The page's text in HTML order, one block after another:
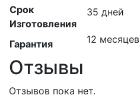
Срок
Изготовления
35 дней
Гарантия 12 месяцев
Отзывы
Отзывов пока нет.